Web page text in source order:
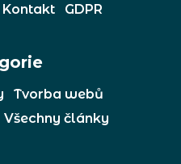
Kontakt GDPR
Tvorba webů
Všechny články